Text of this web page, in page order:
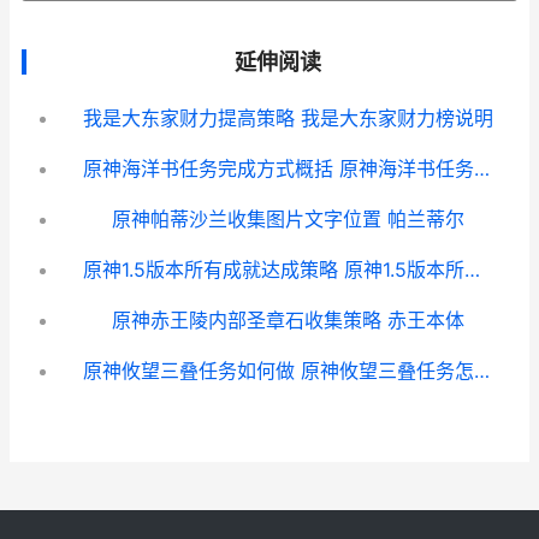
延伸阅读
我是大东家财力提高策略 我是大东家财力榜说明
原神海洋书任务完成方式概括 原神海洋书任务攻略
原神帕蒂沙兰收集图片文字位置 帕兰蒂尔
原神1.5版本所有成就达成策略 原神1.5版本所有活动
原神赤王陵内部圣章石收集策略 赤王本体
原神攸望三叠任务如何做 原神攸望三叠任务怎么触发